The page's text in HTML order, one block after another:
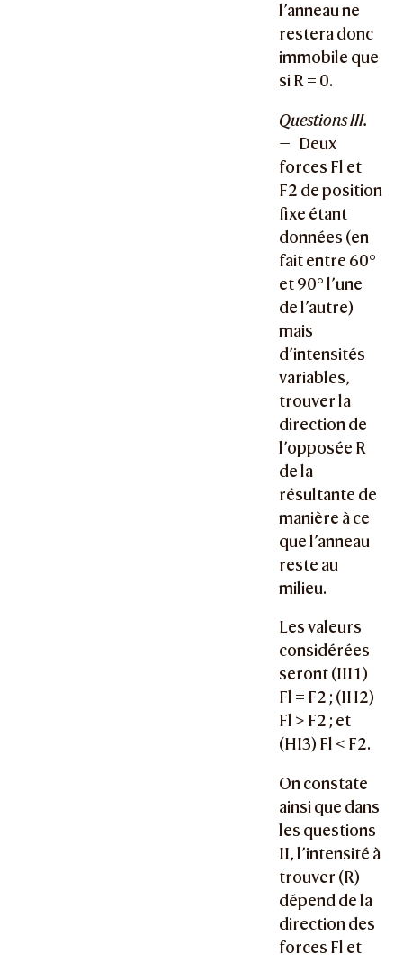
l’anneau ne
restera donc
immobile que
si R = 0.
Questions III.
— Deux
forces Fl et
F2 de position
fixe étant
données (en
fait entre 60°
et 90° l’une
de l’autre)
mais
d’intensités
variables,
trouver la
direction de
l’opposée R
de la
résultante de
manière à ce
que l’anneau
reste au
milieu.
Les valeurs
considérées
seront (III1)
Fl = F2 ; (IH2)
Fl > F2 ; et
(HI3) Fl < F2.
On constate
ainsi que dans
les questions
II, l’intensité à
trouver (R)
dépend de la
direction des
forces Fl et